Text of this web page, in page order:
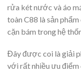
rửa két nước và áo
toàn C88 là sản
cặn bám trong hệ
Đây được coi là giải
với rất nhiều ưu điểm